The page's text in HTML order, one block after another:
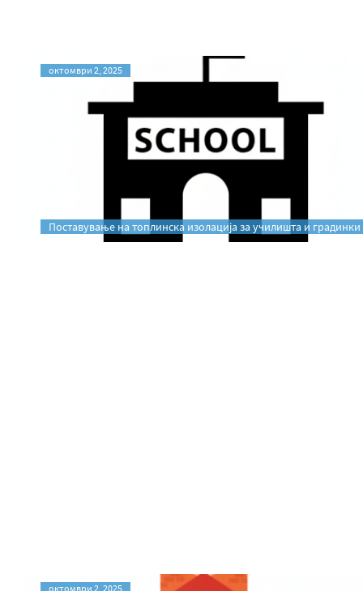
октомври 2, 2025
Поставување на топлинска изолација за училишта и градинки
октомври 2, 2025